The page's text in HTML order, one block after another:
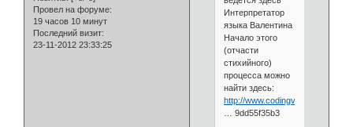
Провел на форуме:
19 часов 10 минут
Последний визит:
23-11-2012 23:33:25
Интерпретатор
языка Валентина
Начало этого
(отчасти
стихийного)
процесса можно
найти здесь:
http://www.codingvault.org/forum/
… 9dd55f35b3